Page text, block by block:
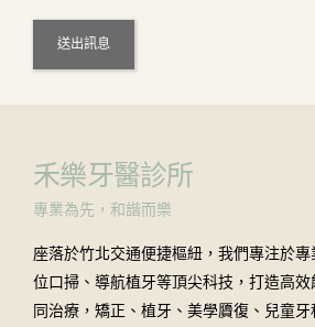
禾樂牙醫診所
專業為先，和諧而樂
座落於竹北交通便捷樞紐，我們專注於
位口掃、導航植牙等頂尖科技，打造高效
同治療，矯正、植牙、美學贗復、兒童牙